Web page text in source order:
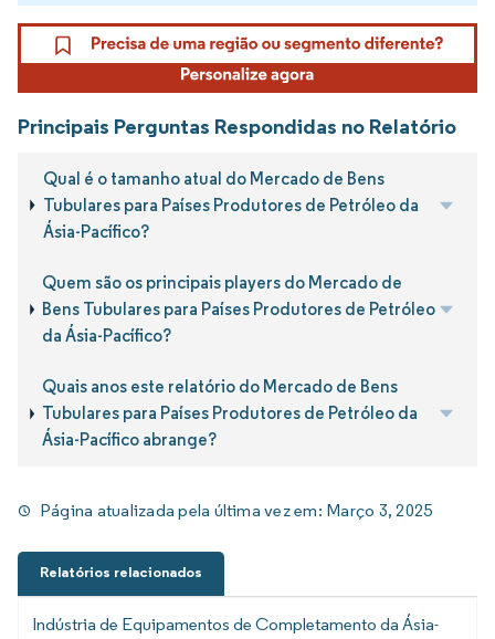
Principais Perguntas Respondidas no Relatório
Qual é o tamanho atual do Mercado de Bens
Tubulares para Países Produtores de Petróleo da
Ásia-Pacífico?
Quem são os principais players do Mercado de
Bens Tubulares para Países Produtores de Petróleo
da Ásia-Pacífico?
Quais anos este relatório do Mercado de Bens
Tubulares para Países Produtores de Petróleo da
Ásia-Pacífico abrange?
Página atualizada pela última vez em: Março 3, 2025
Relatórios relacionados
Indústria de Equipamentos de Completamento da Ásia-